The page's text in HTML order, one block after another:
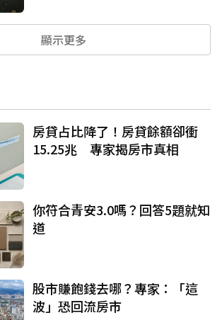
顯示更多
房貸占比降了！房貸餘額卻衝
15.25兆 專家揭房市真相
你符合青安3.0嗎？回答5題就知
道
股市賺飽錢去哪？專家：「這
波」恐回流房市